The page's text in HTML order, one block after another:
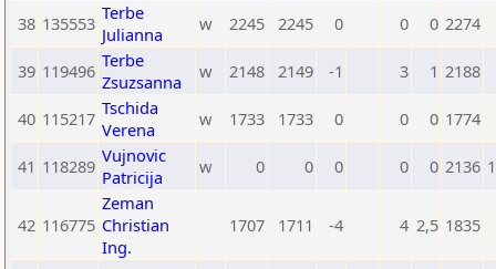
38 135553 Terbe
Julianna
w 2245 2245 0 0 0 2274
39 119496 Terbe
Zsuzsanna
w 2148 2149 -1 3 1 2188
40 115217 Tschida
Verena
w 1733 1733 0 0 0 1774
41 118289 Vujnovic
Patricija
w 0 0 0 0 0 2136
42 116775
Zeman
Christian
Ing.
1707 1711 -4 4 2,5 1835